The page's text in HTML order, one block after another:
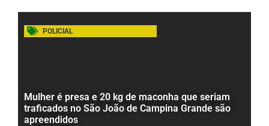
POLICIAL
Mulher é presa e 20 kg de maconha que seriam
traficados no São João de Campina Grande são
apreendidos